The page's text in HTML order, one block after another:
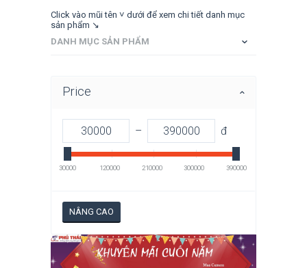
Click vào mũi tên ˅ dưới để xem chi tiết danh mục
sản phẩm ↘
DANH MỤC SẢN PHẨM
Price
– đ
30000 120000 210000 300000 390000
NÂNG CAO